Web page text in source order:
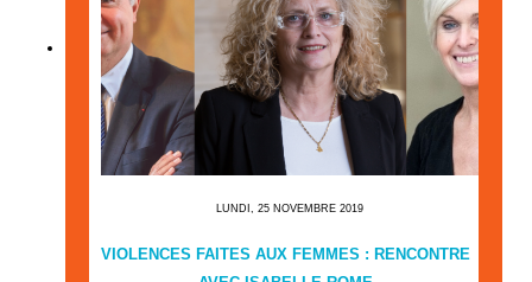
LUNDI, 25 NOVEMBRE 2019
VIOLENCES FAITES AUX FEMMES : RENCONTRE